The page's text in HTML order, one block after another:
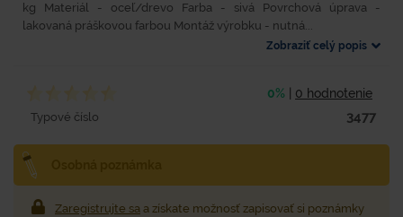
kg Materiál - oceľ/drevo Farba - sivá Povrchová úprava -
lakovaná práškovou farbou Montáž výrobku - nutná...
Zobraziť celý popis
0% 0 hodnotenie
Typové číslo 3477
Zaregistrujte sa a získate možnosť zapisovať si poznámky